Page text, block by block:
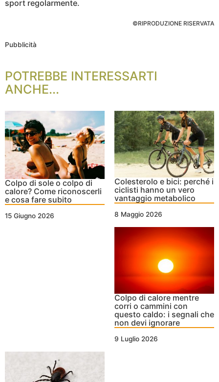
sport regolarmente.
©RIPRODUZIONE RISERVATA
Pubblicità
POTREBBE INTERESSARTI
ANCHE...
Colpo di sole o colpo di
calore? Come riconoscerli
e cosa fare subito
15 Giugno 2026
Colesterolo e bici: perché i
ciclisti hanno un vero
vantaggio metabolico
8 Maggio 2026
Colpo di calore mentre
corri o cammini con
questo caldo: i segnali che
non devi ignorare
9 Luglio 2026